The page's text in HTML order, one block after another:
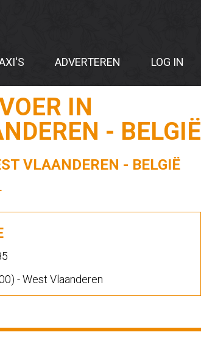
ADVERTEREN LOG IN
IN
- BELGIË
VLAANDEREN - BELGIË
- West Vlaanderen